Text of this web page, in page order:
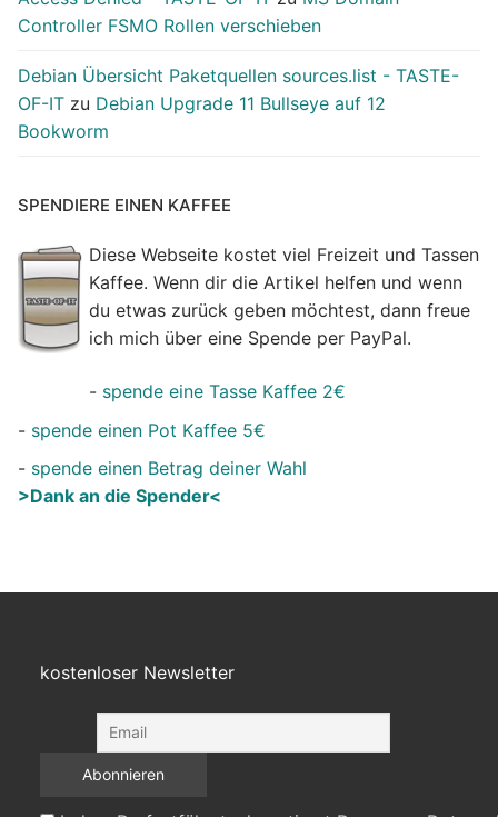
Controller FSMO Rollen verschieben
Debian Übersicht Paketquellen sources.list - TASTE-
OF-IT zu Debian Upgrade 11 Bullseye auf 12
Bookworm
SPENDIERE EINEN KAFFEE
Diese Webseite kostet viel Freizeit und Tassen
Kaffee. Wenn dir die Artikel helfen und wenn
du etwas zurück geben möchtest, dann freue
ich mich über eine Spende per PayPal.
- spende eine Tasse Kaffee 2€
- spende einen Pot Kaffee 5€
- spende einen Betrag deiner Wahl
>Dank an die Spender<
kostenloser Newsletter